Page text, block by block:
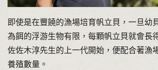
即使是在豐饒的漁場培育帆立貝，一旦幼
為餌的浮游生物有限，每顆帆立貝就會長
佐佐木淳先生的上一代開始，便配合著漁
養殖數量。